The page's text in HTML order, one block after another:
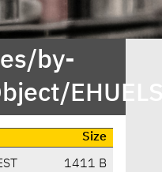
by-
EHUELS/
Size
1411 B